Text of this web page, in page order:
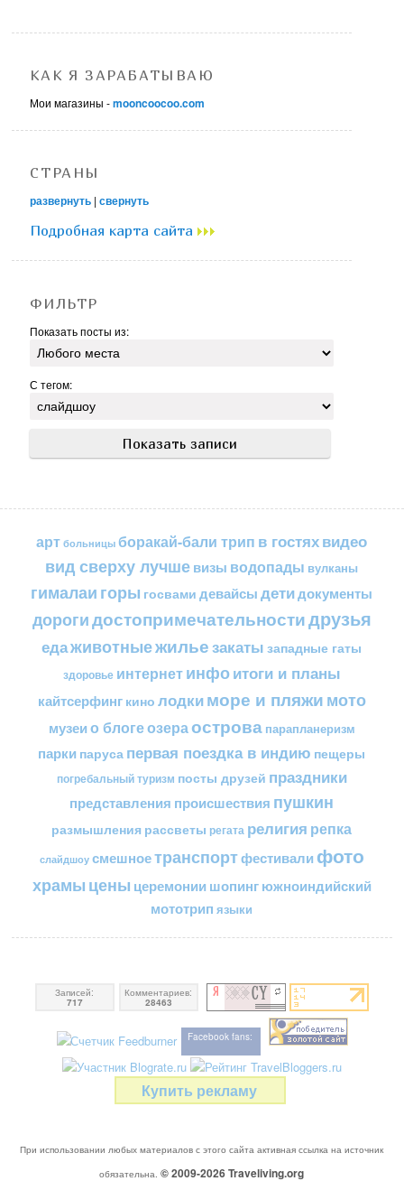
КАК Я ЗАРАБАТЫВАЮ
Мои магазины -mooncoocoo.com
СТРАНЫ
развернуть |свернуть
Подробная карта сайта
ФИЛЬТР
Показать посты из:
С тегом:
арт больницы боракай-бали трип в гостяхвидео
вид сверху лучшевизы водопады вулканы
гималаи горы госвами девайсы детидокументы
дорогидостопримечательностидрузья
едаживотныежильезакаты западные гаты
здоровье интернетинфоитоги и планы
кайтсерфинг кино лодкиморе и пляжимото
музеи о блогеозераострова парапланеризм
парки паруса первая поездка в индию пещеры
погребальный туризм посты друзей праздники
представления происшествия пушкин
размышления рассветы регата религия репка
слайдшоу смешноетранспортфестивали фото
храмы цены церемонии шопингюжноиндийский
мототрип языки
Записей:
717
Комментариев:
28463
Facebook fans:
Купить рекламу
При использовании любых материалов с этого сайта активная ссылка на источник
обязательна. © 2009-2026Traveliving.org